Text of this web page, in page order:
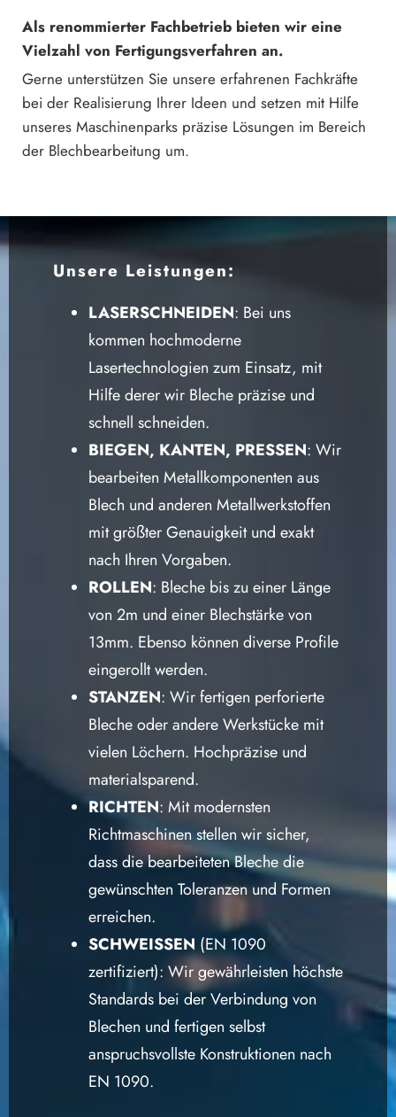
Als renommierter Fachbetrieb bieten wir eine
Vielzahl von Fertigungsverfahren an.
Gerne unterstützen Sie unsere erfahrenen Fachkräfte
bei der Realisierung Ihrer Ideen und setzen mit Hilfe
unseres Maschinenparks präzise Lösungen im Bereich
der Blechbearbeitung um.
Unsere Leistungen:
LASERSCHNEIDEN: Bei uns
kommen hochmoderne
Lasertechnologien zum Einsatz, mit
Hilfe derer wir Bleche präzise und
schnell schneiden.
BIEGEN, KANTEN, PRESSEN: Wir
bearbeiten Metallkomponenten aus
Blech und anderen Metallwerkstoffen
mit größter Genauigkeit und exakt
nach Ihren Vorgaben.
ROLLEN: Bleche bis zu einer Länge
von 2m und einer Blechstärke von
13mm. Ebenso können diverse Profile
eingerollt werden.
STANZEN: Wir fertigen perforierte
Bleche oder andere Werkstücke mit
vielen Löchern. Hochpräzise und
materialsparend.
RICHTEN: Mit modernsten
Richtmaschinen stellen wir sicher,
dass die bearbeiteten Bleche die
gewünschten Toleranzen und Formen
erreichen.
SCHWEISSEN (EN 1090
zertifiziert): Wir gewährleisten höchste
Standards bei der Verbindung von
Blechen und fertigen selbst
anspruchsvollste Konstruktionen nach
EN 1090.